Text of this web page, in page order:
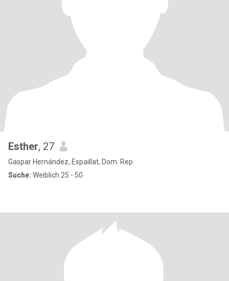
Esther, 27
Gaspar Hernández, Espaillat, Dom. Rep.
Suche: Weiblich 25 - 50